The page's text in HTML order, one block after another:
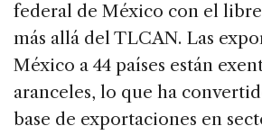
federal de México con el
más allá del TLCAN. Las
México a 44 países están
aranceles, lo que ha
base de exportaciones en